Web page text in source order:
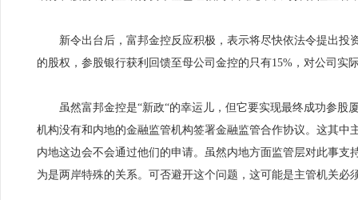
新令出台后，富邦金控反应积极，表示将尽快依法令提出投
的股权，参股银行获利回馈至母公司金控的只有15%，对公司
虽然富邦金控是“新政“的幸运儿，但它要实现最终成功参股
机构没有和内地的金融监管机构签署金融监管合作协议。这其
内地这边会不会通过他们的申请。虽然内地方面监管层对此事
为是两岸特殊的关系。可否避开这个问题，这可能是主管机关必